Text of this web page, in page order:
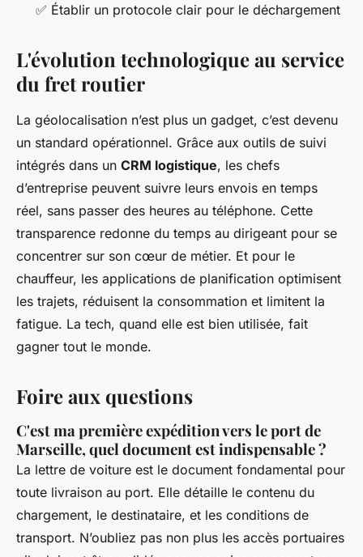
✅ Établir un protocole clair pour le déchargement
L'évolution technologique au service
du fret routier
La géolocalisation n’est plus un gadget, c’est devenu
un standard opérationnel. Grâce aux outils de suivi
intégrés dans un CRM logistique, les chefs
d’entreprise peuvent suivre leurs envois en temps
réel, sans passer des heures au téléphone. Cette
transparence redonne du temps au dirigeant pour se
concentrer sur son cœur de métier. Et pour le
chauffeur, les applications de planification optimisent
les trajets, réduisent la consommation et limitent la
fatigue. La tech, quand elle est bien utilisée, fait
gagner tout le monde.
Foire aux questions
C'est ma première expédition vers le port de
Marseille, quel document est indispensable ?
La lettre de voiture est le document fondamental pour
toute livraison au port. Elle détaille le contenu du
chargement, le destinataire, et les conditions de
transport. N’oubliez pas non plus les accès portuaires